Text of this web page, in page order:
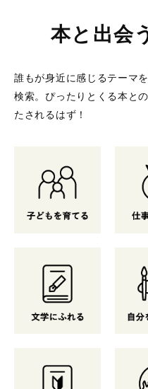
本と出会
誰もが身近に感じるテーマ
検索。 ぴったりとくる本と
たされるはず！